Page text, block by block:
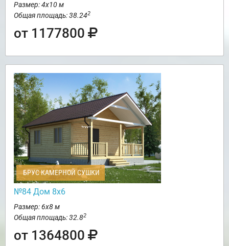
Размер: 4х10 м
Общая площадь: 38.242
от 1177800
БРУС КАМЕРНОЙ СУШКИ
№84 Дом 8х6
Размер: 6х8 м
Общая площадь: 32.82
от 1364800